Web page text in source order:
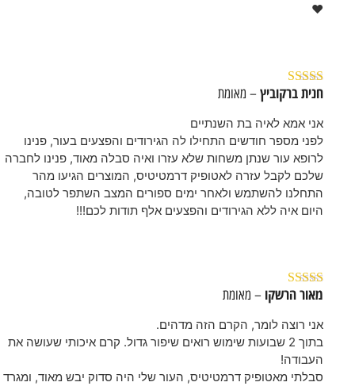
❤️
דורג 5מתוך 5
חנית ברקוביץ– מאומת
אני אמא לאיה בת השנתיים
לפני מספר חודשים התחילו לה הגירודים והפצעים בעור, פנינו
לרופא עור שנתן משחות שלא עזרו ואיה סבלה מאוד, פנינו לחברה
שלכם לקבל עזרה לאטופיק דרמטיטיס, המוצרים הגיעו מהר
התחלנו להשתמש ולאחר ימים ספורים המצב השתפר לטובה,
היום איה ללא הגירודים והפצעים אלף תודות לכם!!!
דורג5מתוך 5
מאור הרשקו – מאומת
אני רוצה לומר, הקרם הזה מדהים.
בתוך 2 שבועות שימוש רואים שיפור גדול. קרם איכותי שעושה את
העבודה!
סבלתי מאטופיק דרמטיטיס, העור שלי היה סדוק יבש מאוד, ומגרד